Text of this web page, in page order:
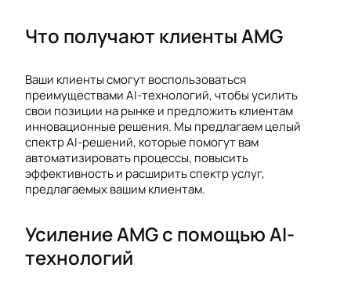
Что получают клиенты AMG
Ваши клиенты смогут воспользоваться
преимуществами AI-технологий, чтобы усилить
свои позиции на рынке и предложить клиентам
инновационные решения. Мы предлагаем целый
спектр AI-решений, которые помогут вам
автоматизировать процессы, повысить
эффективность и расширить спектр услуг,
предлагаемых вашим клиентам.
Усиление AMG с помощью AI-
технологий